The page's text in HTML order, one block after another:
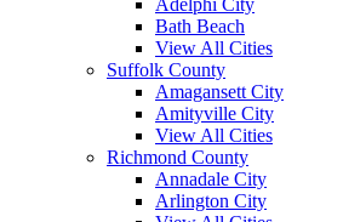
Adelphi City
Bath Beach
View All Cities
Suffolk County
Amagansett City
Amityville City
View All Cities
Richmond County
Annadale City
Arlington City